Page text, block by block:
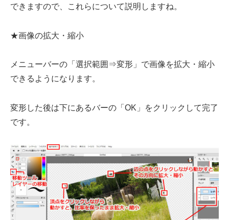
できますので、これらについて説明しますね。
★画像の拡大・縮小
メニューバーの「選択範囲⇒変形」で画像を拡大・縮小
できるようになります。
変形した後は下にあるバーの「OK」をクリックして完了
です。